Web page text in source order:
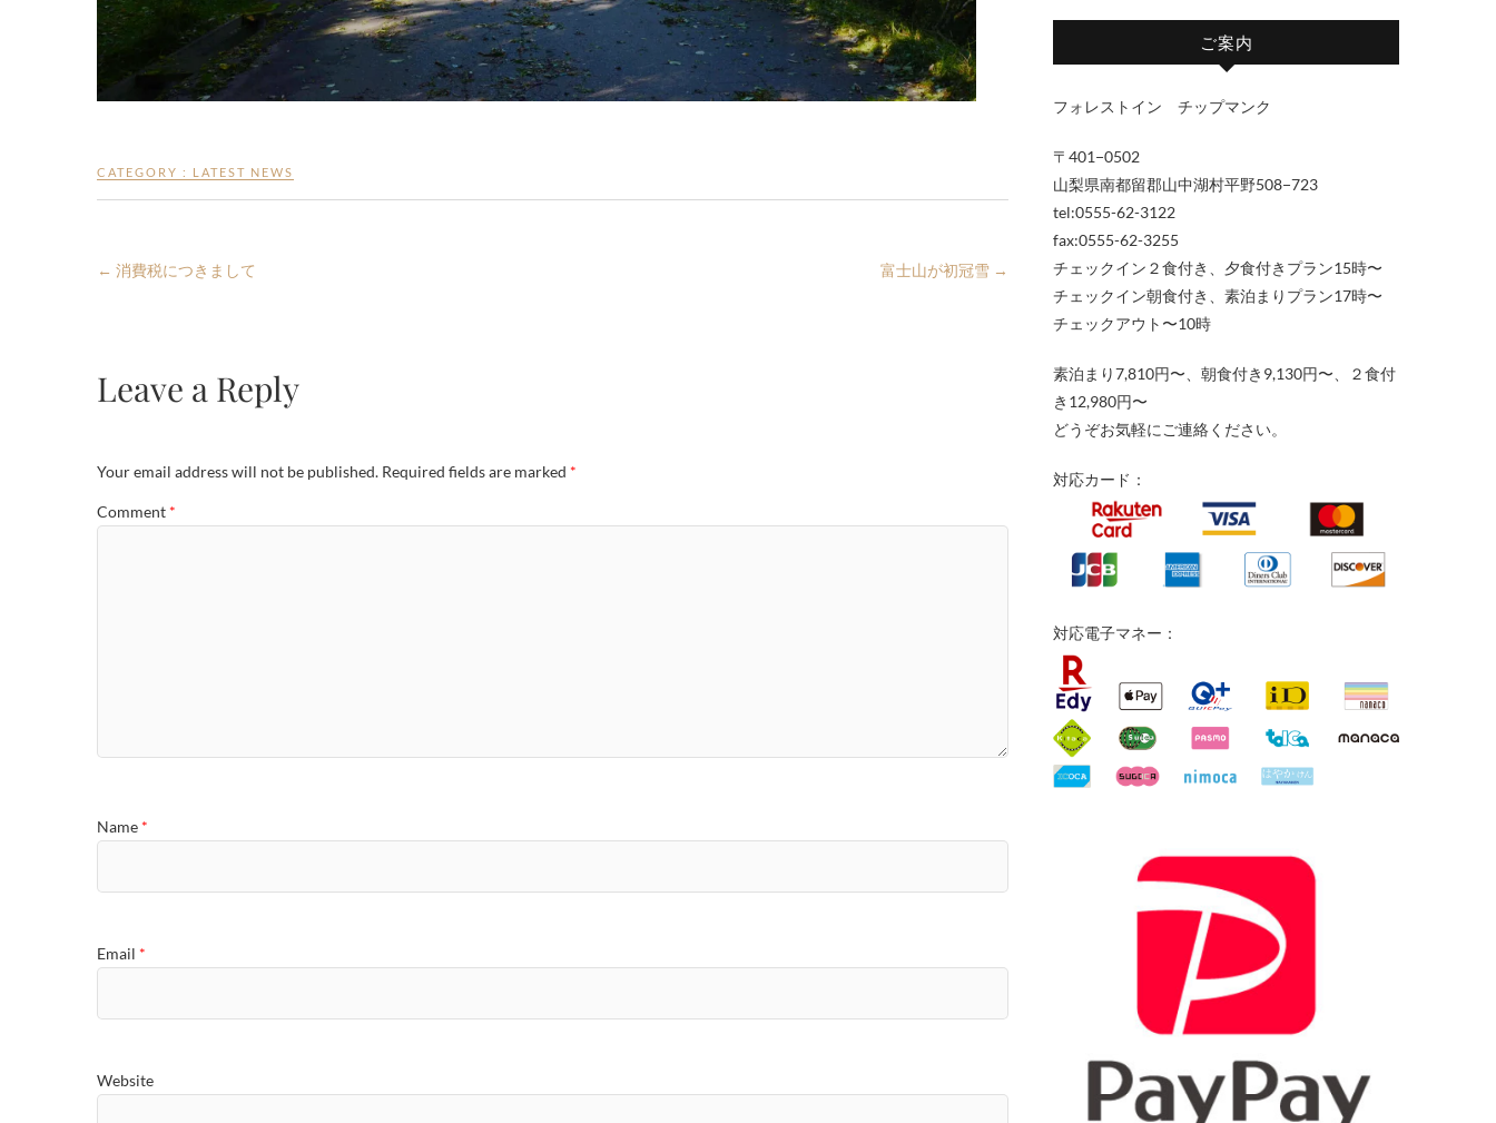
CATEGORY : LATEST NEWS
← 消費税につきまして 富士山が初冠雪 →
Leave a Reply
Your email address will not be published. Required fields are marked *
Comment *
Name *
Email *
Website
ご案内
フォレストイン チップマンク
〒401−0502
山梨県南都留郡山中湖村平野508−723
tel:0555-62-3122
fax:0555-62-3255
チェックイン２食付き、夕食付きプラン15時〜
チェックイン朝食付き、素泊まりプラン17時〜
チェックアウト〜10時
素泊まり7,810円〜、朝食付き9,130円〜、２食付
き12,980円〜
どうぞお気軽にご連絡ください。
対応カード：
対応電子マネー：